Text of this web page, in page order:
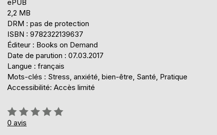
ePUB
2,2 MB
DRM : pas de protection
ISBN : 9782322139637
Éditeur : Books on Demand
Date de parution : 07.03.2017
Langue : français
Mots-clés : Stress, anxiété, bien-être, Santé, Pratique
Accessibilité: Accès limité
Évaluation:
0%
0 avis